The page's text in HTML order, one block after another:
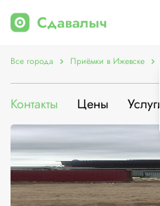
Все города Приёмки в Ижевске
Контакты Цены Услуги